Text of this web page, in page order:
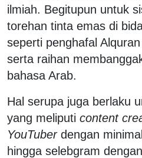
ilmiah. Begitupun untuk
torehan tinta emas di
seperti penghafal
serta raihan
bahasa Arab.
Hal serupa juga berlaku
yang meliputi content
YouTuberdengan
hingga selebgram